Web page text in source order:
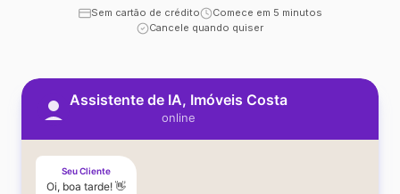
Sem cartão de crédito
Comece em 5 minutos
Cancele quando quiser
Assistente de IA, Imóveis Costa
online
Seu Cliente
Oi, boa tarde! 👋